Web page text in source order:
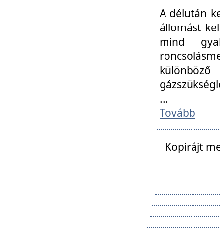
A délután
állomást
mind
...
Tovább
Kopirájt